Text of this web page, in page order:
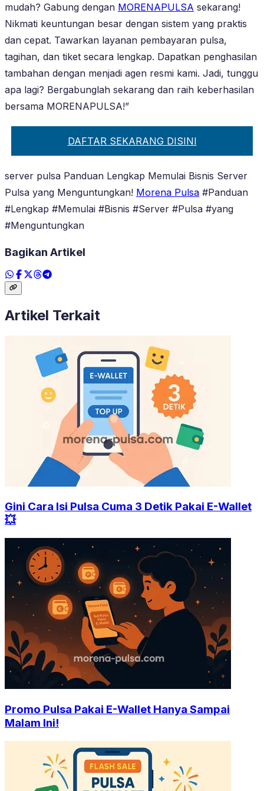
mudah? Gabung dengan MORENAPULSA sekarang!
Nikmati keuntungan besar dengan sistem yang praktis
dan cepat. Tawarkan layanan pembayaran pulsa,
tagihan, dan tiket secara lengkap. Dapatkan penghasilan
tambahan dengan menjadi agen resmi kami. Jadi, tunggu
apa lagi? Bergabunglah sekarang dan raih keberhasilan
bersama MORENAPULSA!”
DAFTAR SEKARANG DISINI
server pulsa Panduan Lengkap Memulai Bisnis Server
Pulsa yang Menguntungkan! Morena Pulsa #Panduan
#Lengkap #Memulai #Bisnis #Server #Pulsa #yang
#Menguntungkan
Bagikan Artikel
Artikel Terkait
Gini Cara Isi Pulsa Cuma 3 Detik Pakai E-Wallet
💥
Promo Pulsa Pakai E-Wallet Hanya Sampai
Malam Ini!